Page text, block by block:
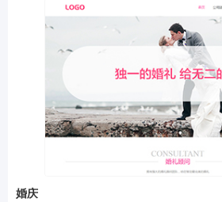
婚庆